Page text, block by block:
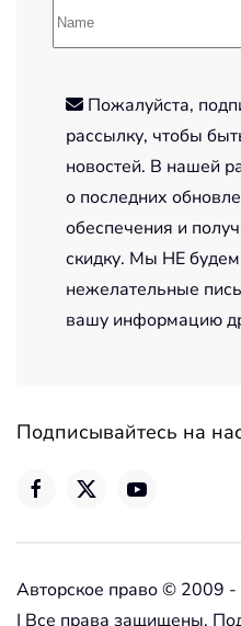
Пожалуйста,
рассылку, чтобы
новостей. В нашей
о последних
обеспечения и
скидку. Мы НЕ
нежелательные
вашу информацию
Подписывайтесь на
Авторское право © 2009
| Все права защищены.